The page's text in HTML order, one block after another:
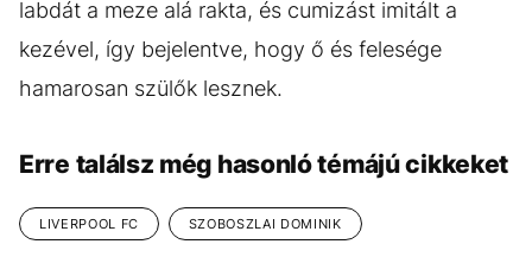
labdát a meze alá rakta, és cumizást imitált a
kezével, így bejelentve, hogy ő és felesége
hamarosan szülők lesznek.
Erre találsz még hasonló témájú cikkeket
LIVERPOOL FC SZOBOSZLAI DOMINIK